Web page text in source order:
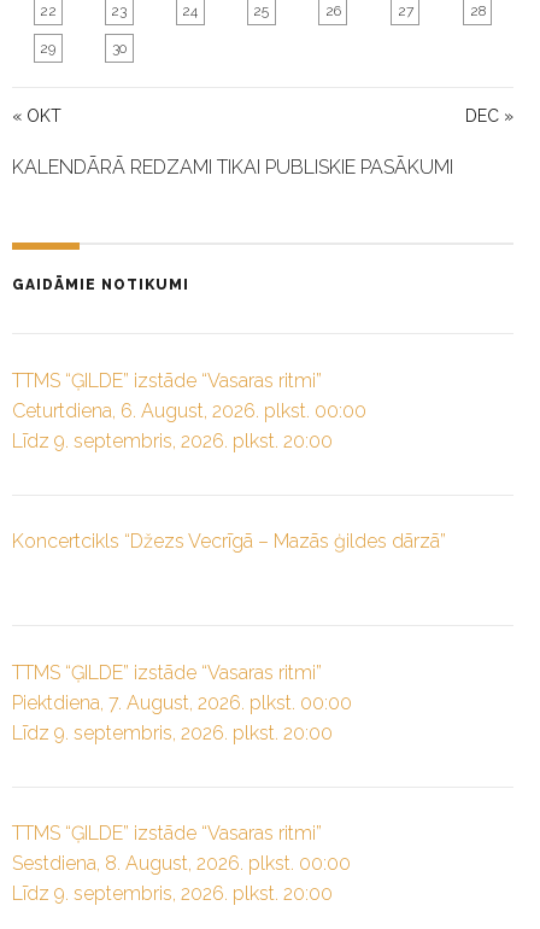
« OKT DEC »
22 23 24 25 26 27 28
29 30
KALENDĀRĀ REDZAMI TIKAI PUBLISKIE PASĀKUMI
GAIDĀMIE NOTIKUMI
TTMS “ĢILDE” izstāde “Vasaras ritmi”
Ceturtdiena, 6. August, 2026. plkst. 00:00
Līdz 9. septembris, 2026. plkst. 20:00
Koncertcikls “Džezs Vecrīgā – Mazās ģildes dārzā”
TTMS “ĢILDE” izstāde “Vasaras ritmi”
Piektdiena, 7. August, 2026. plkst. 00:00
Līdz 9. septembris, 2026. plkst. 20:00
TTMS “ĢILDE” izstāde “Vasaras ritmi”
Sestdiena, 8. August, 2026. plkst. 00:00
Līdz 9. septembris, 2026. plkst. 20:00